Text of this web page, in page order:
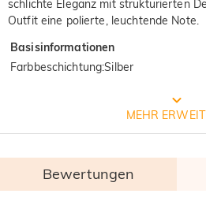
schlichte Eleganz mit strukturierten
Outfit eine polierte, leuchtende Note.
Basisinformationen
Farbbeschichtung:Silber
Prozess derMEHR
Bewertungen